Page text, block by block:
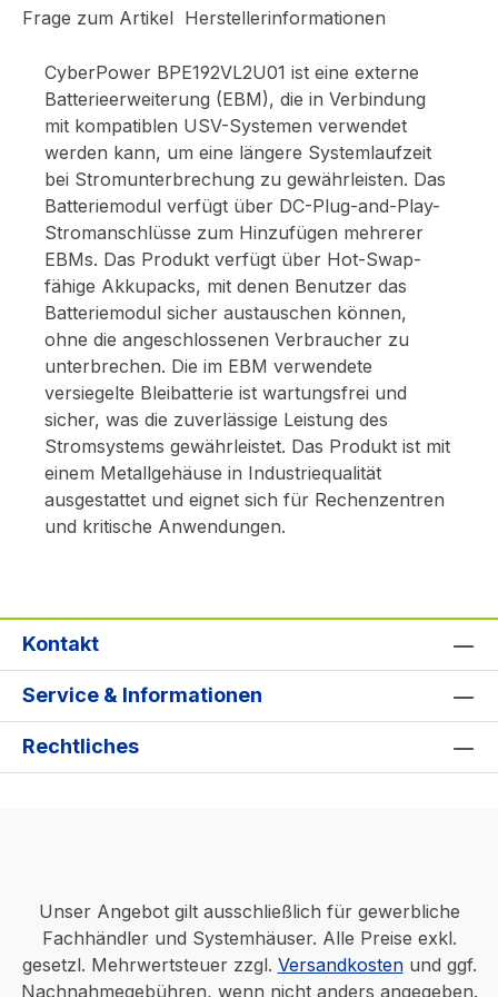
Frage zum Artikel Herstellerinformationen
CyberPower BPE192VL2U01 ist eine externe
Batterieerweiterung (EBM), die in Verbindung
mit kompatiblen USV-Systemen verwendet
werden kann, um eine längere Systemlaufzeit
bei Stromunterbrechung zu gewährleisten. Das
Batteriemodul verfügt über DC-Plug-and-Play-
Stromanschlüsse zum Hinzufügen mehrerer
EBMs. Das Produkt verfügt über Hot-Swap-
fähige Akkupacks, mit denen Benutzer das
Batteriemodul sicher austauschen können,
ohne die angeschlossenen Verbraucher zu
unterbrechen. Die im EBM verwendete
versiegelte Bleibatterie ist wartungsfrei und
sicher, was die zuverlässige Leistung des
Stromsystems gewährleistet. Das Produkt ist mit
einem Metallgehäuse in Industriequalität
ausgestattet und eignet sich für Rechenzentren
und kritische Anwendungen.
Kontakt
Service & Informationen
Rechtliches
Unser Angebot gilt ausschließlich für gewerbliche
Fachhändler und Systemhäuser. Alle Preise exkl.
gesetzl. Mehrwertsteuer zzgl. Versandkostenund ggf.
Nachnahmegebühren, wenn nicht anders angegeben.